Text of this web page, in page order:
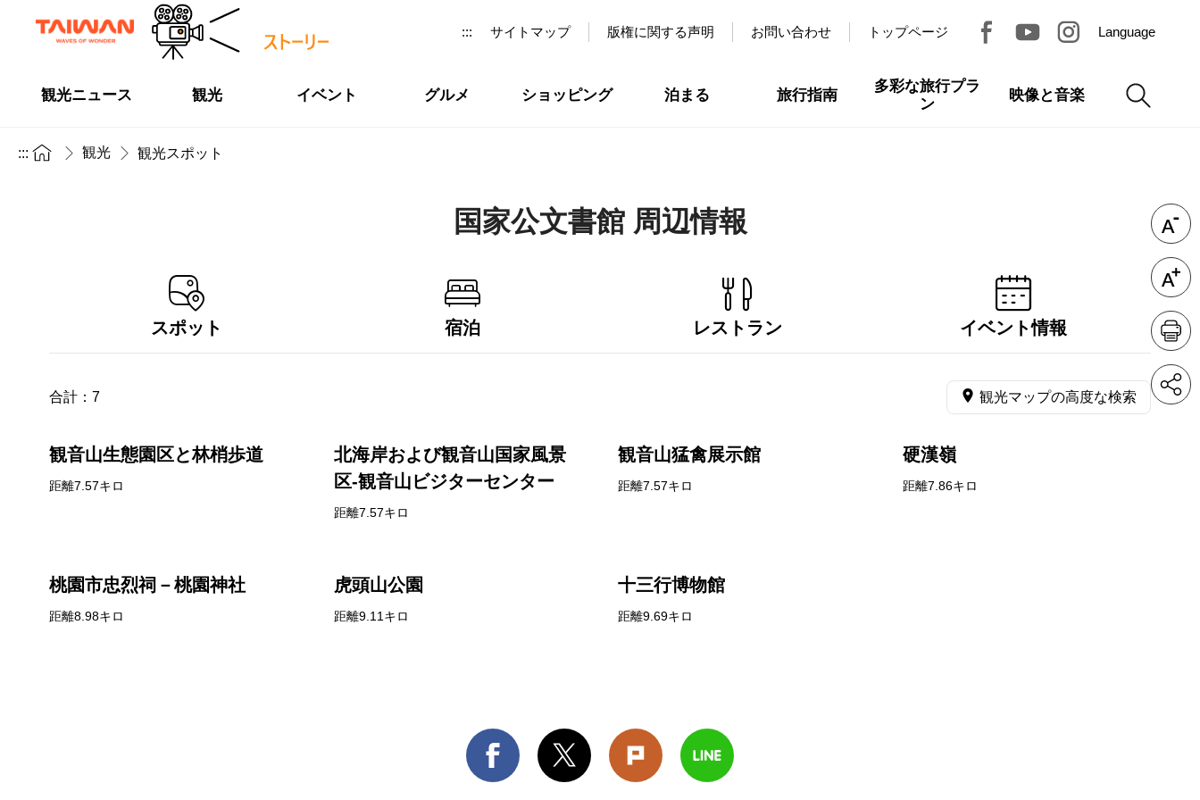
::: サイトマップ 版権に関する声明 お問い合わせ トップページ Language
観光ニュース 観光 イベント グルメ ショッピング 泊まる 旅行指南
多彩な旅行プラ
ン
映像と音楽
::: 観光 観光スポット
国家公文書館 周辺情報
スポット 宿泊 レストラン イベント情報
合計： 7 観光マップの高度な検索
観音山生態園区と林梢歩道
距離7.57キロ
北海岸および観音山国家風景
区-観音山ビジターセンター
距離7.57キロ
観音山猛禽展示館
距離7.57キロ
硬漢嶺
距離7.86キロ
桃園市忠烈祠－桃園神社
距離8.98キロ
虎頭山公園
距離9.11キロ
十三行博物館
距離9.69キロ